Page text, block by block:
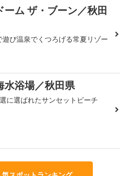
ーム ザ・ブーン／秋田
遊び温泉でくつろげる常夏リゾー
水浴場／秋田県
に選ばれたサンセットビーチ